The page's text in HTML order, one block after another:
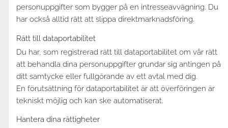
personuppgifter som bygger på en intresseavvägning. Du
har också alltid rätt att slippa direktmarknadsföring.
Rätt till dataportabilitet
Du har, som registrerad rätt till dataportabilitet om vår rätt
att behandla dina personuppgifter grundar sig antingen på
ditt samtycke eller fullgörande av ett avtal med dig.
En förutsättning för dataportabilitet är att överföringen är
tekniskt möjlig och kan ske automatiserat.
Hantera dina rättigheter